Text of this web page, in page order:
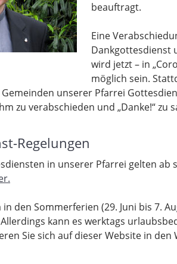
beauftragt.
Eine
Dankgottesdienst
wird jetzt – in
möglich sein.
unserer Pfarrei
zu verabschieden und „Danke!“ zu
Regelungen
in unserer Pfarrei gelten ab
den Sommerferien (29. Juni bis 7.
kann es werktags
Sie sich auf dieser Website in den